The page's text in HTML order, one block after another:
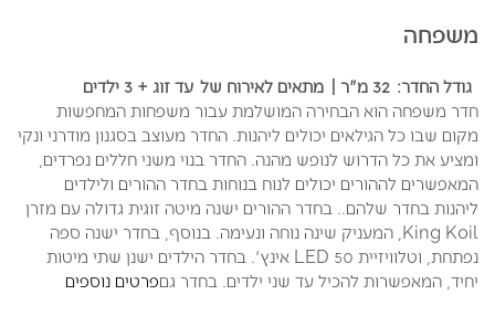
משפחה
גודל החדר: 32 מ"ר | מתאים לאירוח של עד זוג + 3 ילדים
חדר משפחה הוא הבחירה המושלמת עבור משפחות המחפשות
מקום שבו כל הגילאים יכולים ליהנות. החדר מעוצב בסגנון מודרני ונקי
ומציע את כל הדרוש לנופש מהנה. החדר בנוי משני חללים נפרדים,
המאפשרים לההורים יכולים לנוח בנוחות בחדר ההורים ולילדים
ליהנות בחדר שלהם.. בחדר ההורים ישנה מיטה זוגית גדולה עם מזרן
King Koil, המעניק שינה נוחה ונעימה. בנוסף, בחדר ישנה ספה
נפתחת, וטלוויזיית LED 50 אינץ'. בחדר הילדים ישנן שתי מיטות
יחיד, המאפשרות להכיל עד שני ילדים. בחדר גםפרטים נוספים